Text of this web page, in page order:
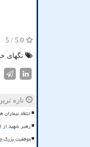
5.0
/ 5
تگهای
تازه
انتقاد
رهبر شهید از
موفقیت بزرگ